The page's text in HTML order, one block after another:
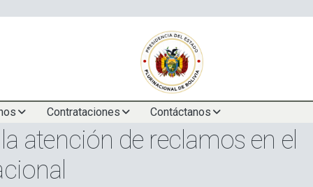
Contrataciones Contáctanos
atención de reclamos en el